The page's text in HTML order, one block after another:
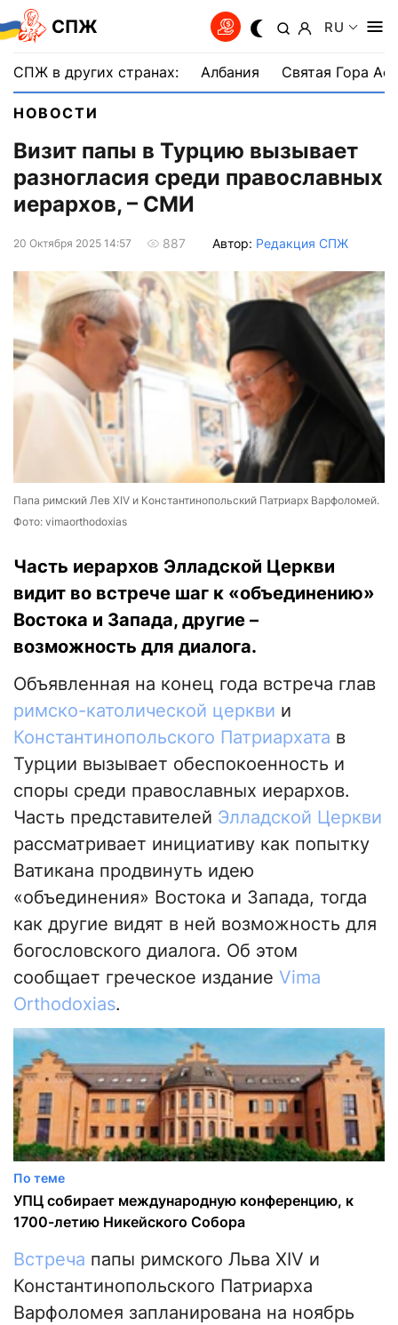
СПЖ RU
СПЖ в других странах: Албания Святая Гора
НОВОСТИ
Визит папы в Турцию вызывает
разногласия среди православных
иерархов, – СМИ
20 Октября 2025 14:57 887 Автор: Редакция СПЖ
Папа римский Лев XIV и Константинопольский Патриарх Варфоломей.
Фото: vimaorthodoxias
Часть иерархов Элладской Церкви
видит во встрече шаг к «объединению»
Востока и Запада, другие –
возможность для диалога.
Объявленная на конец года встреча глав
римско-католической церкви и
Константинопольского Патриархата в
Турции вызывает обеспокоенность и
споры среди православных иерархов.
Часть представителей Элладской Церкви
рассматривает инициативу как попытку
Ватикана продвинуть идею
«объединения» Востока и Запада, тогда
как другие видят в ней возможность для
богословского диалога. Об этом
сообщает греческое издание Vima
Orthodoxias.
По теме
УПЦ собирает международную конференцию, к
1700-летию Никейского Собора
Встреча папы римского Льва XIV и
Константинопольского Патриарха
Варфоломея запланирована на ноябрь